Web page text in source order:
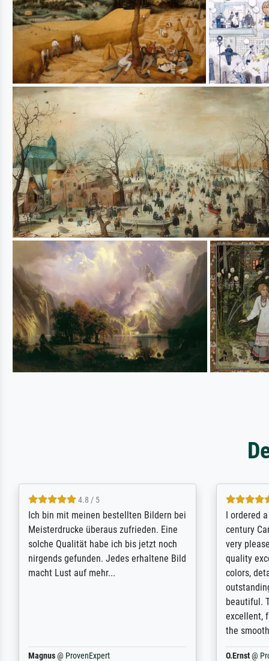
5 / 5
Rundum positive Erfahrung. Die
Ausführung des Auftrags hat eine Weile
gedauert, die angekündigte Lieferzeit
wurde aber letztlich sogar etwas
unterschritten. Die Qualität des Papiers
Dr.@ProvenExpert
The team
meet its
expert
results for
client. The
repertoire
will
regards to
repertoire.
Anonym@